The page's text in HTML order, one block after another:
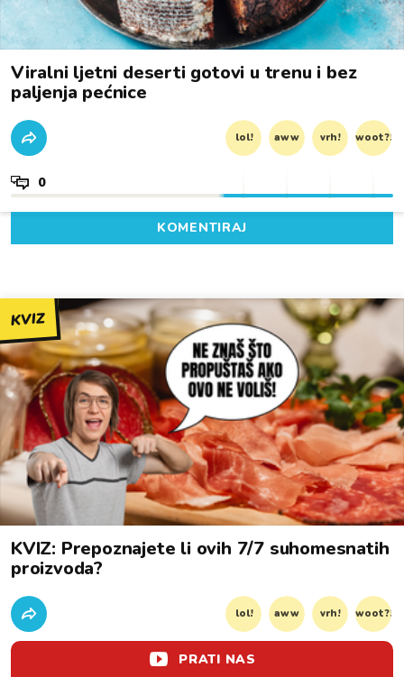
Viralni ljetni deserti gotovi u trenu i bez
paljenja pećnice
lol! aww vrh! woot?!
0
KOMENTIRAJ
KVIZ
KVIZ: Prepoznajete li ovih 7/7 suhomesnatih
proizvoda?
lol! aww vrh! woot?!
PRATI NAS